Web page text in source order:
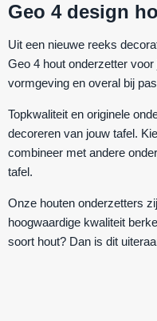
Geo 4 design
Uit een nieuwe reeks
Geo 4 hout onderzetter
vormgeving en overal bij
Topkwaliteit en originele
decoreren van jouw tafel.
combineer met andere
tafel.
Onze houten onderzetters
hoogwaardige kwaliteit
soort hout? Dan is dit